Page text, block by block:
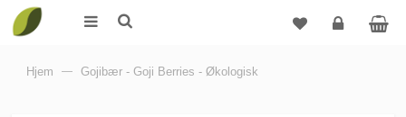
Hjem — Gojibær - Goji Berries - Økologisk